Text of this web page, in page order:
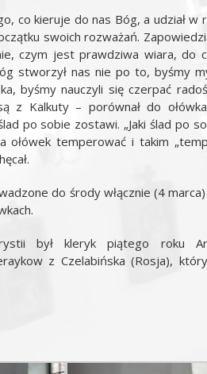
co kieruje do nas Bóg, a udział
swoich rozważań.
czym jest prawdziwa wiara, do
stworzył nas nie po to, byśmy
byśmy nauczyli się czerpać
z Kalkuty – porównał do
po sobie zostawi. „Jaki ślad po
temperować i takim
do środy włącznie (4
był kleryk piątego roku
z Czelabińska (Rosja),